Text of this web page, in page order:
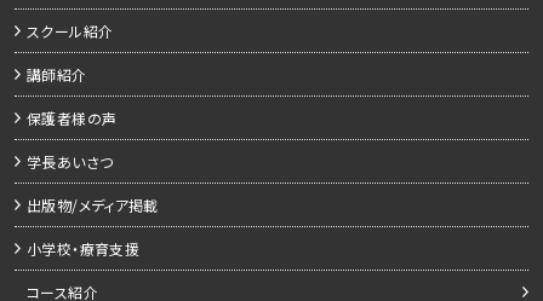
スクール紹介
講師紹介
保護者様の声
学長あいさつ
出版物/メディア掲載
小学校・療育支援
コース紹介